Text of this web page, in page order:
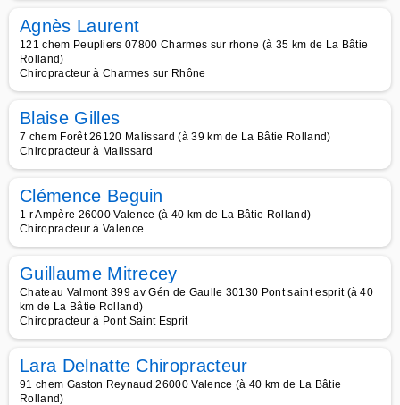
Agnès Laurent
121 chem Peupliers 07800 Charmes sur rhone (à 35 km de La Bâtie
Rolland)
Chiropracteur à Charmes sur Rhône
Blaise Gilles
7 chem Forêt 26120 Malissard (à 39 km de La Bâtie Rolland)
Chiropracteur à Malissard
Clémence Beguin
1 r Ampère 26000 Valence (à 40 km de La Bâtie Rolland)
Chiropracteur à Valence
Guillaume Mitrecey
Chateau Valmont 399 av Gén de Gaulle 30130 Pont saint esprit (à 40
km de La Bâtie Rolland)
Chiropracteur à Pont Saint Esprit
Lara Delnatte Chiropracteur
91 chem Gaston Reynaud 26000 Valence (à 40 km de La Bâtie
Rolland)